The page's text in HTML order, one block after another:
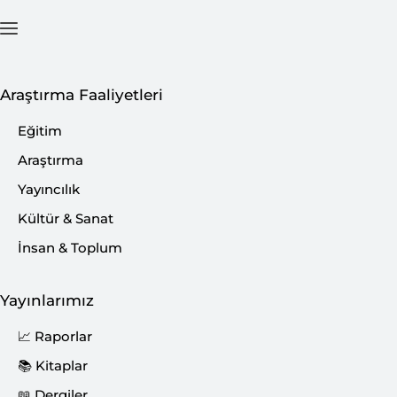
Araştırma Faaliyetleri
Eğitim
Araştırma
Yayıncılık
Kültür & Sanat
İnsan & Toplum
Yayınlarımız
📈 Raporlar
📚 Kitaplar